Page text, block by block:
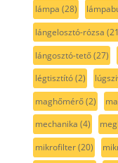
lámpa (28)
lángelosztó-rózsa
lángosztó-tető(27)
légtisztító(2)
maghőmérő(2)
mechanika (4)
mikrofilter(20)